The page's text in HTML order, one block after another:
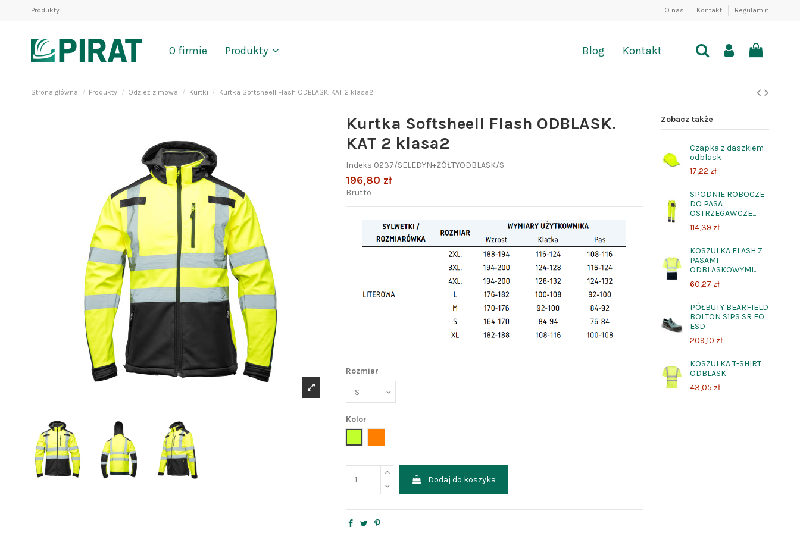
Produkty O nas Kontakt Regulamin
O firmie Produkty Kontakt
Blog
Strona główna Produkty Odzież zimowa Kurtki Kurtka Softsheell Flash ODBLASK. KAT 2 klasa2
Kurtka Softsheell Flash ODBLASK.
KAT 2 klasa2
Indeks 0237/SELEDYN+ŻÓŁTYODBLASK/S
196,80 zł
Brutto
Rozmiar
Kolor
Dodaj do koszyka
Zobacz także
Czapka z daszkiem
odblask
17,22 zł
SPODNIE ROBOCZE
DO PASA
OSTRZEGAWCZE...
114,39 zł
KOSZULKA FLASH Z
PASAMI
ODBLASKOWYMI...
60,27 zł
PÓŁBUTY BEARFIELD
BOLTON S1PS SR FO
ESD
209,10 zł
KOSZULKA T-SHIRT
ODBLASK
43,05 zł